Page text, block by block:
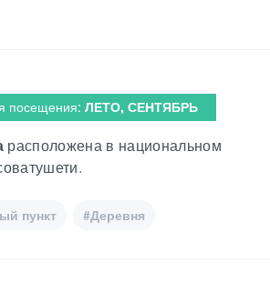
посещения: ЛЕТО, СЕНТЯБРЬ
расположена в национальном
пункт #Деревня